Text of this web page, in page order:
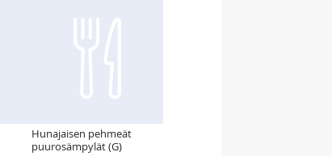
Hunajaisen pehmeät
puurosämpylät (G)